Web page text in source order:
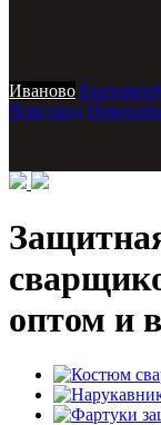
Иваново
Новгород
оптом и